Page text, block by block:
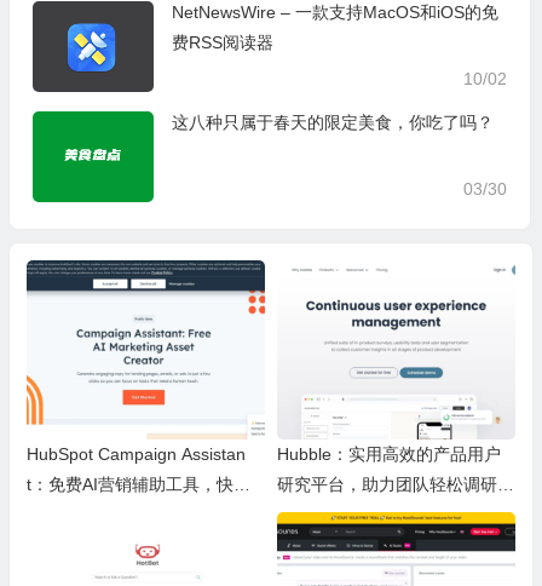
NetNewsWire – 一款支持MacOS和iOS的免
费RSS阅读器
10/02
这八种只属于春天的限定美食，你吃了吗？
03/30
HubSpot Campaign Assistan
t：免费AI营销辅助工具，快速
Hubble：实用高效的产品用户
研究平台，助力团队轻松调研优
化产品